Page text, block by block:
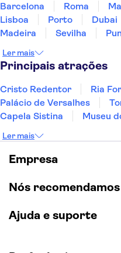
Barcelona Roma
Lisboa
Porto Dubai
Madeira
Sevilha
Sesimbra
Ler mais
Principais atrações
Cristo Redentor Ria
Palácio de Versalhes
Capela Sistina
Museu
Torre de Belém
Castelo de São Jorge
Mosteiro dos Jerónimos
Ler mais
Empresa
Nós recomendamos
Ajuda e suporte